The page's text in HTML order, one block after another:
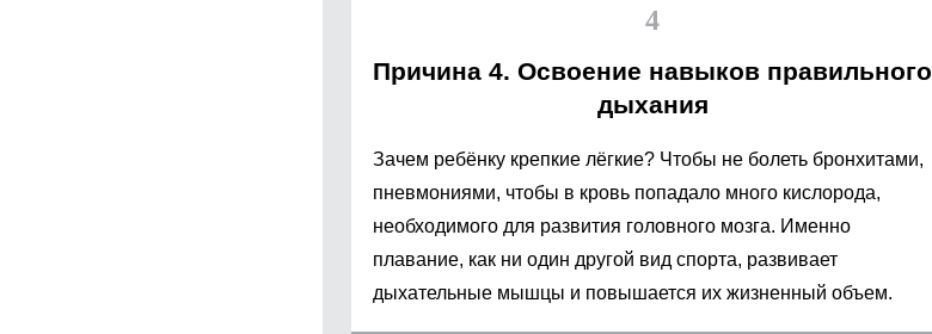
Причина 4. Освоение навыков правильного
дыхания
Зачем ребёнку крепкие лёгкие? Чтобы не болеть бронхитами,
пневмониями, чтобы в кровь попадало много кислорода,
необходимого для развития головного мозга. Именно
плавание, как ни один другой вид спорта, развивает
дыхательные мышцы и повышается их жизненный объем.